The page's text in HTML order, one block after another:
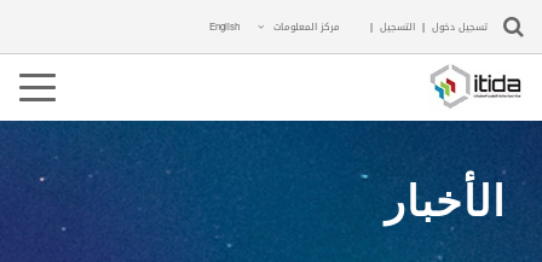
تسجيل دخول | التسجيل | مركز المعلومات English
الأخبار